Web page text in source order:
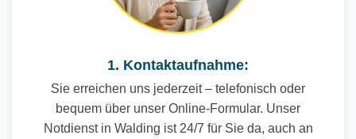
1. Kontaktaufnahme:
Sie erreichen uns jederzeit – telefonisch oder
bequem über unser Online-Formular. Unser
Notdienst in Walding ist 24/7 für Sie da, auch an